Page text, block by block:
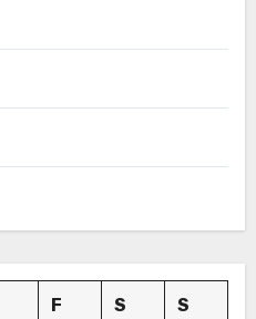
F S S